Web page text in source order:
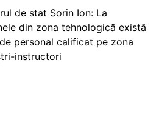
de stat Sorin Ion: La
din zona tehnologică există
personal calificat pe zona
instructori